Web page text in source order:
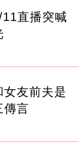
11直播突喊
女友前夫是
傳言